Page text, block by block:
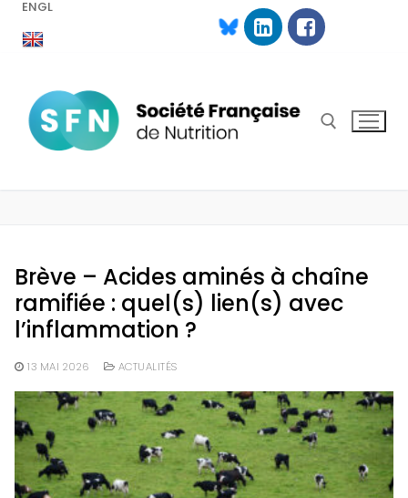
AllerENGL
Brève – Acides aminés à chaîne
ramifiée : quel(s) lien(s) avec
l’inflammation ?
13 MAI 2026 ACTUALITÉS